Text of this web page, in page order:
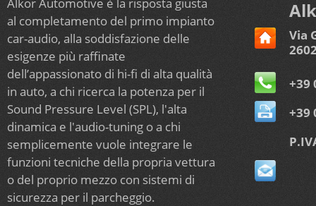
al completamento del primo impianto
car-audio, alla soddisfazione delle
esigenze più raffinate
dell’appassionato di hi-fi di alta qualità
in auto, a chi ricerca la potenza per il
Sound Pressure Level (SPL), l'alta
dinamica e l'audio-tuning o a chi
semplicemente vuole integrare le
funzioni tecniche della propria vettura
o del proprio mezzo con sistemi di
sicurezza per il parcheggio.
Via
+39
+39